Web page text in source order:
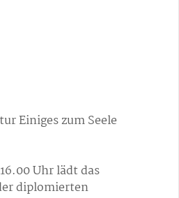
Einiges zum Seele
Uhr lädt das
diplomierten